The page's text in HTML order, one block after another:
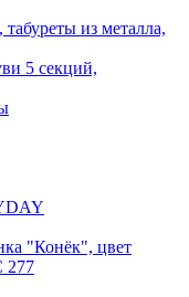
из металла,
5 секций,
"Конёк", цвет
277